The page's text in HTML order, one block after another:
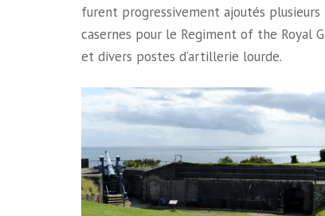
furent progressivement ajoutés
casernes pour le Regiment of the Royal
et divers postes d’artillerie lourde.